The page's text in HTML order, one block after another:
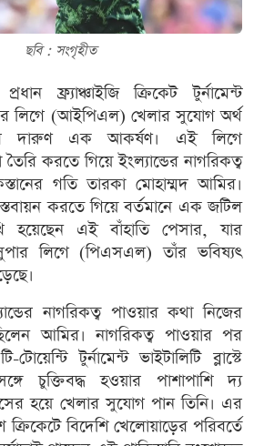
ছবি : সংগৃহীত
ফ্র্যাঞ্চাইজি ক্রিকেট টুর্নামেন্ট
লিগে (আইপিএল) খেলার সুযোগ অর্থ
দারুণ এক আকর্ষণ। এই লিগে
তৈরি করতে গিয়ে ইংল্যান্ডের নাগরিকত্ব
গতি তারকা মোহাম্মদ আমির।
করতে গিয়ে বর্তমানে এক জটিল
হয়েছেন এই বাঁহাতি পেসার, যার
সুপার লিগে (পিএসএল) তাঁর ভবিষ্যৎ
নাগরিকত্ব পাওয়ার কথা নিজের
আমির। নাগরিকত্ব পাওয়ার পর
টোয়েন্টি টুর্নামেন্ট ভাইটালিটি ব্লাস্টে
সঙ্গে চুক্তিবদ্ধ হওয়ার পাশাপাশি দ্য
হয়ে খেলার সুযোগ পান তিনি। এর
বিদেশি খেলোয়াড়ের পরিবর্তে